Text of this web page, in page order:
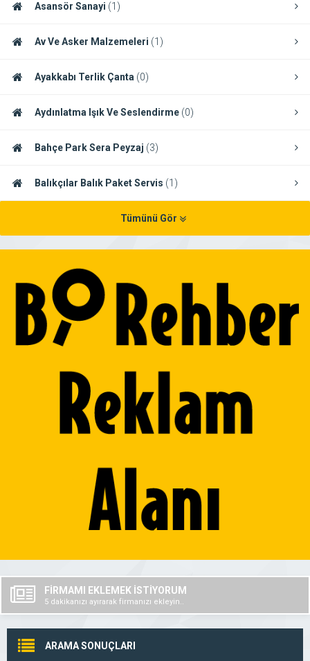
Asansör Sanayi (1)
Av Ve Asker Malzemeleri (1)
Ayakkabı Terlik Çanta (0)
Aydınlatma Işık Ve Seslendirme (0)
Bahçe Park Sera Peyzaj (3)
Balıkçılar Balık Paket Servis (1)
Tümünü Gör
FİRMAMI EKLEMEK İSTİYORUM
5 dakikanızı ayırarak firmanızı ekleyin..
ARAMA SONUÇLARI